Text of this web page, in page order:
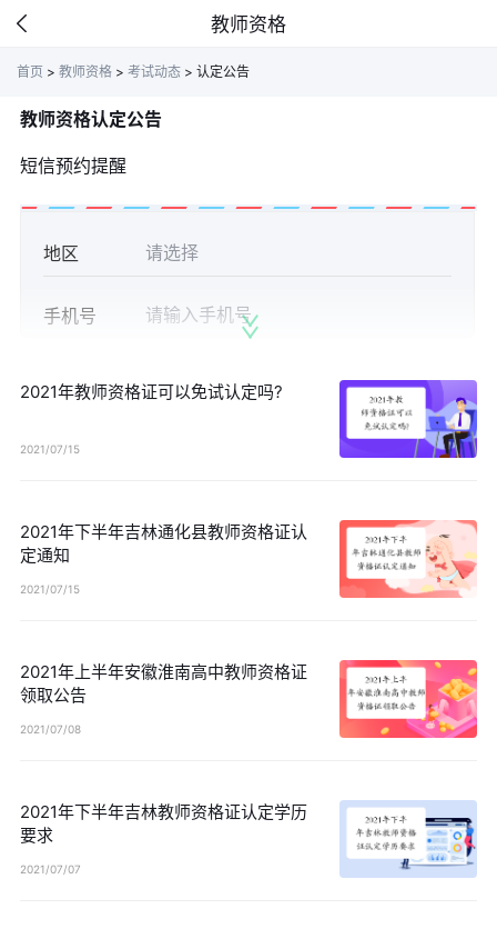
教师资格
首页 > 教师资格 > 考试动态 > 认定公告
教师资格认定公告
短信预约提醒
地区
手机号
2021年教师资格证可以免试认定吗?
2021/07/15
2021年下半年吉林通化县教师资格证认
定通知
2021/07/15
2021年上半年安徽淮南高中教师资格证
领取公告
2021/07/08
2021年下半年吉林教师资格证认定学历
要求
2021/07/07